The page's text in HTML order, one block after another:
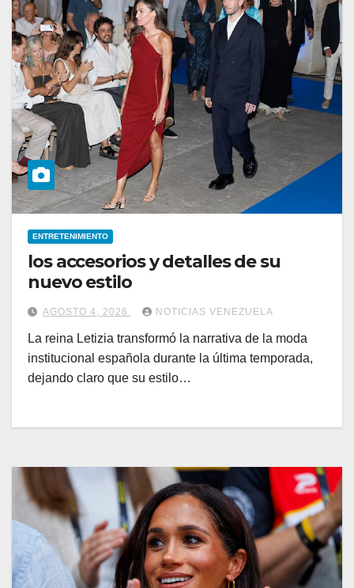
ENTRETENIMIENTO
los accesorios y detalles de su
nuevo estilo
AGOSTO 4, 2026 NOTICIAS VENEZUELA
La reina Letizia transformó la narrativa de la moda
institucional española durante la última temporada,
dejando claro que su estilo…